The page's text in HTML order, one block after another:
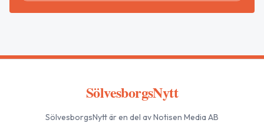
SölvesborgsNytt
SölvesborgsNyttär en del av Notisen Media AB